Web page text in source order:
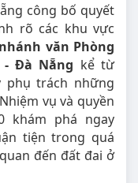
công bố quyết
rõ các khu vực
văn Phòng
Đà Nẵng kể từ
phụ trách những
vụ và quyền
khám phá ngay
tiện trong quá
đến đất đai ở